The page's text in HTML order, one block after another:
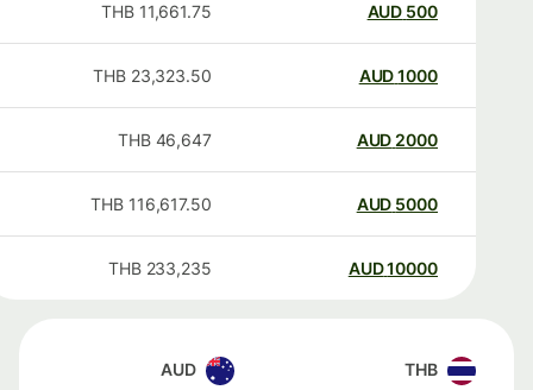
500
AUD
11,661.75
THB
1000
AUD
23,323.50
THB
2000
AUD
46,647
THB
5000
AUD
116,617.50
THB
10000
AUD
233,235
THB
THB
AUD